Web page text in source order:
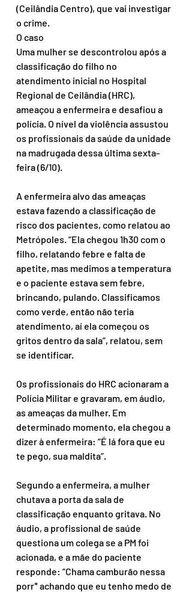
(Ceilândia Centro), que vai investigar
o crime.
O caso
Uma mulher se descontrolou após a
classificação do filho no
atendimento inicial no Hospital
Regional de Ceilândia (HRC),
ameaçou a enfermeira e desafiou a
polícia. O nível da violência assustou
os profissionais da saúde da unidade
na madrugada dessa última sexta-
feira (6/10).
A enfermeira alvo das ameaças
estava fazendo a classificação de
risco dos pacientes, como relatou ao
Metrópoles. “Ela chegou 1h30 com o
filho, relatando febre e falta de
apetite, mas medimos a temperatura
e o paciente estava sem febre,
brincando, pulando. Classificamos
como verde, então não teria
atendimento, aí ela começou os
gritos dentro da sala”, relatou, sem
se identificar.
Os profissionais do HRC acionaram a
Polícia Militar e gravaram, em áudio,
as ameaças da mulher. Em
determinado momento, ela chegou a
dizer à enfermeira: “É lá fora que eu
te pego, sua maldita”.
Segundo a enfermeira, a mulher
chutava a porta da sala de
classificação enquanto gritava. No
áudio, a profissional de saúde
questiona um colega se a PM foi
acionada, e a mãe do paciente
responde: “Chama camburão nessa
porr* achando que eu tenho medo de